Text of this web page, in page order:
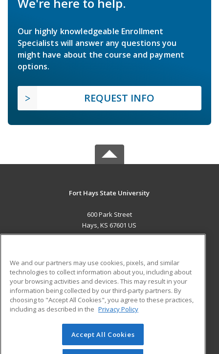
Our highly knowledgeable Enrollment
Specialists will answer any questions you
might have about the course and payment
options.
REQUEST INFO
Fort Hays State University
600 Park Street
Hays, KS 67601 US
ADDITIONAL RESOURCES
Military
Financial Assistance
Help
Student Blog
© 2026 ed2go, a division of Cengage Learning. All rights
reserved. The material on this site cannot be reproduced or
We and our partners may use cookies, pixels, and similar
technologies to collect information about you, including about
your browsing activities and devices. This may result in your
information being collected by our third-party partners. By
choosing to "Accept All Cookies", you agree to these practices,
including as described in the Privacy Policy
Accept All Cookies